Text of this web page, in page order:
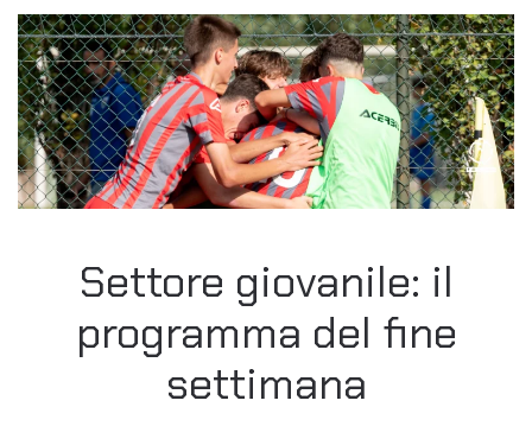
Settore giovanile: il
programma del fine
settimana